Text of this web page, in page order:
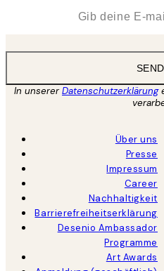
In unsererDatenschutzerklärung
Über uns
Presse
Impressum
Career
Nachhaltigkeit
Barrierefreiheitserklärung
Desenio Ambassador
Programme
Art Awards